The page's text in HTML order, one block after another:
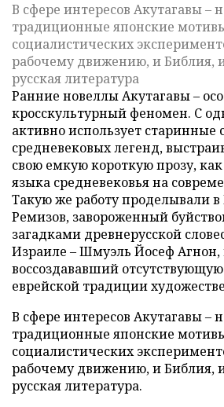
В сфере интересов Акутагавы –
традиционные японские
социалистических
рабочему движению, и Библия,
русская литература
Ранние новеллы Акутагавы –
кросскультурный феномен. С
активно использует
средневековых легенд,
свою емкую короткую прозу,
языка средневековья на
Такую же работу проделывали в
Ремизов, завороженный
загадками древнерусской
Израиле – Шмуэль Йосеф Агнон,
воссоздававший
еврейской традиции
В сфере интересов Акутагавы –
традиционные японские
социалистических
рабочему движению, и Библия,
русская литература.